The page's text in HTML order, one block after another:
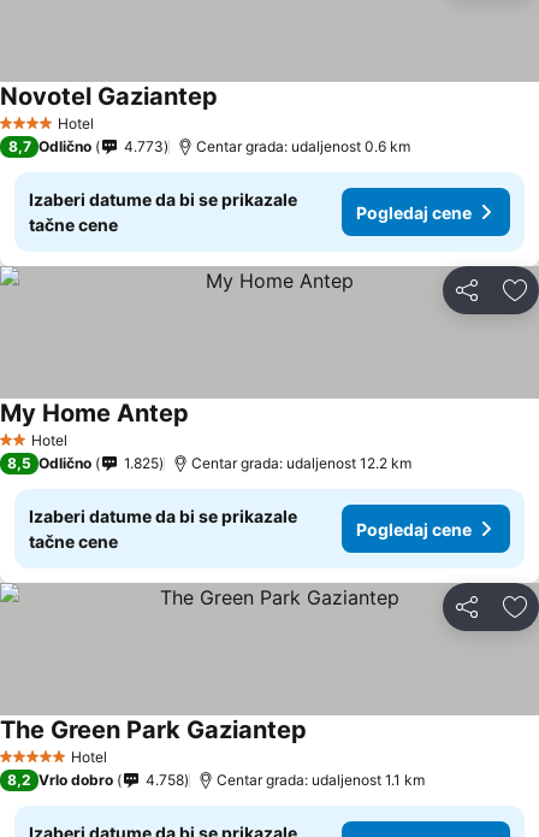
4 ZvezdiceHotel
Novotel Gaziantep
8,7 Odlično 4.773 Centar grada: udaljenost 0.6 km
Izaberi datume da bi se prikazale
tačne cene
Pogledaj cene
Deli
2 Zvezdice
Hotel
My Home Antep
8,5 Odlično 1.825 Centar grada: udaljenost 12.2 km
Izaberi datume da bi se prikazale
tačne cene
Pogledaj cene
Deli
5 ZvezdiceHotel
The Green Park Gaziantep
8,2 Vrlo dobro 4.758 Centar grada: udaljenost 1.1 km
Izaberi datume da bi se prikazale